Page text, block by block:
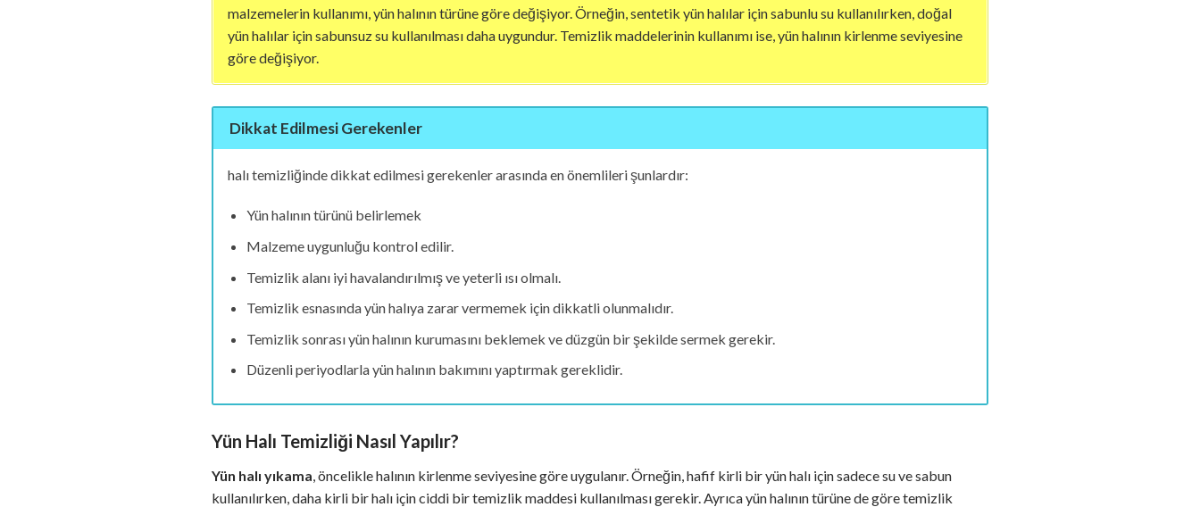
malzemelerin kullanımı, yün halının türüne göre değişiyor. Örneğin, sentetik yün halılar için sabunlu su kullanılırken, doğal
yün halılar için sabunsuz su kullanılması daha uygundur. Temizlik maddelerinin kullanımı ise, yün halının kirlenme seviyesine
göre değişiyor.
Dikkat Edilmesi Gerekenler
halı temizliğinde dikkat edilmesi gerekenler arasında en önemlileri şunlardır:
Yün halının türünü belirlemek
Malzeme uygunluğu kontrol edilir.
Temizlik alanı iyi havalandırılmış ve yeterli ısı olmalı.
Temizlik esnasında yün halıya zarar vermemek için dikkatli olunmalıdır.
Temizlik sonrası yün halının kurumasını beklemek ve düzgün bir şekilde sermek gerekir.
Düzenli periyodlarla yün halının bakımını yaptırmak gereklidir.
Yün Halı Temizliği Nasıl Yapılır?
Yün halı yıkama, öncelikle halının kirlenme seviyesine göre uygulanır. Örneğin, hafif kirli bir yün halı için sadece su ve sabun
kullanılırken, daha kirli bir halı için ciddi bir temizlik maddesi kullanılması gerekir. Ayrıca yün halının türüne de göre temizlik